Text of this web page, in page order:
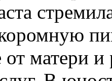
от матери